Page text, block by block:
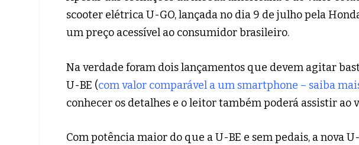
scooter elétrica U-GO, lançada no dia 9 de julho pela
um preço acessível ao consumidor brasileiro.
Na verdade foram dois lançamentos que devem agitar
U-BE (com valor comparável a um smartphone – saiba
conhecer os detalhes e o leitor também poderá assistir ao
Com potência maior do que a U-BE e sem pedais, a nova